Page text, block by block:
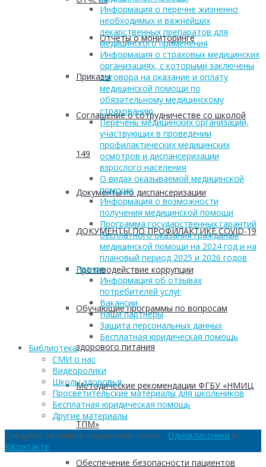
Отчеты о мониторинге
Приказы
Соглашение о сотрудничестве со школой
149
Документы по диспансеризации
ДОКУМЕНТЫ ПО ПРОФИЛАКТИКЕ COVID-19
Противодействие коррупции
Обучающие программы по вопросам
здорового питания
Методические рекомендации ФГБУ «НМИЦ
ТПМ»
Обеспечение безопасности пациентов
Информация о перечне жизненно
необходимых и важнейших
лекарственных препаратов для
медицинского применения
Информация о страховых медицинских
организациях, с которыми заключены
договора на оказание и оплату
медицинской помощи по
обязательному медицинскому
страхованию
Перечень медицинских организаций,
участвующих в проведении
профилактических медицинских
осмотров и диспансеризации
взрослого населения
О видах оказываемой медицинской
помощи
Информация о возможности
получения медицинской помощи
Программа государственных гарантий
бесплатного оказания гражданам
медицинской помощи на 2024 год и на
плановый период 2025 и 2026 годов
Разное
Информация об отзывах
потребителей услуг
Вакансии
Наши партнеры
Защита персональных данных
Бесплатная юридическая помощь
Библиотека
СМИ о нас
Видеоролики
Школы здоровья
Просветительские материалы для школьников
Бесплатная юридическая помощь
Другие материалы
Следуйте за нами в социальных сетях: Одноклассники и
ВКонтакте